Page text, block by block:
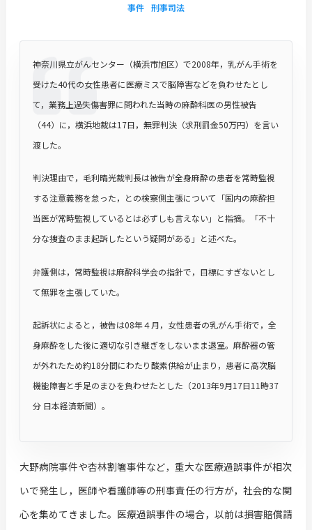
事件 刑事司法
神奈川県立がんセンター（横浜市旭区）で2008年，乳がん手術を
受けた40代の女性患者に医療ミスで脳障害などを負わせたとし
て，業務上過失傷害罪に問われた当時の麻酔科医の男性被告
（44）に，横浜地裁は17日，無罪判決（求刑罰金50万円）を言い
渡した。
判決理由で，毛利晴光裁判長は被告が全身麻酔の患者を常時監視
する注意義務を怠った，との検察側主張について「国内の麻酔担
当医が常時監視しているとは必ずしも言えない」と指摘。「不十
分な捜査のまま起訴したという疑問がある」と述べた。
弁護側は，常時監視は麻酔科学会の指針で，目標にすぎないとし
て無罪を主張していた。
起訴状によると，被告は08年４月，女性患者の乳がん手術で，全
身麻酔をした後に適切な引き継ぎをしないまま退室。麻酔器の管
が外れたため約18分間にわたり酸素供給が止まり，患者に高次脳
機能障害と手足のまひを負わせたとした（2013年9月17日11時37
分 日本経済新聞）。
大野病院事件や杏林割箸事件など，重大な医療過誤事件が相次
いで発生し，医師や看護師等の刑事責任の行方が，社会的な関
心を集めてきました。医療過誤事件の場合，以前は損害賠償請